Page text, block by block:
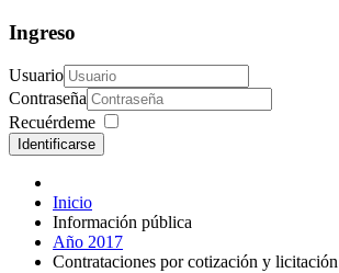
Ingreso
Usuario
Contraseña
Recuérdeme
Identificarse
Inicio
Información pública
Año 2017
Contrataciones por cotización y licitación